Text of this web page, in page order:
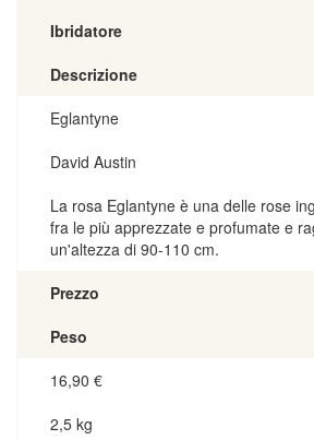
Ibridatore
Descrizione
Eglantyne
David Austin
La rosa Eglantyne è una delle rose
fra le più apprezzate e profumate e
un'altezza di 90-110 cm.
Prezzo
Peso
16,90 €
2,5 kg